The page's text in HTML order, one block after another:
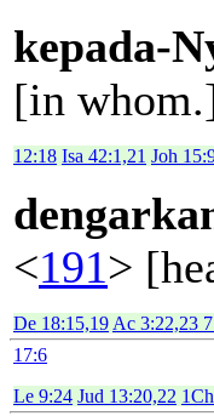
kepada-
[in
12:18 Isa 42:1,21 Joh
<191>
De 18:15,19 Ac 3:22,23
17:6
Le 9:24 Jud 13:20,22